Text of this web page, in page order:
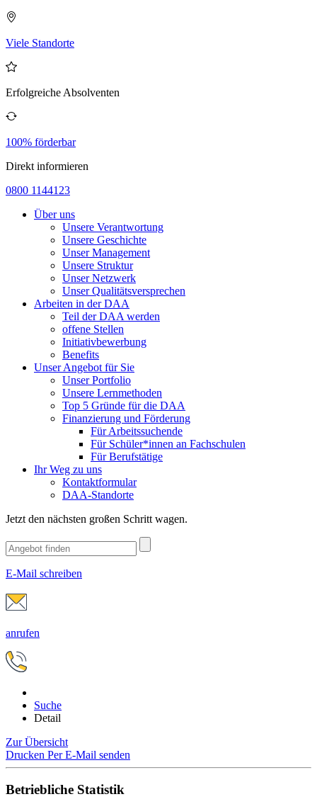
Viele Standorte
Erfolgreiche Absolventen
100% förderbar
Direkt informieren
0800 1144123
Über uns
Unsere Verantwortung
Unsere Geschichte
Unser Management
Unsere Struktur
Unser Netzwerk
Unser Qualitätsversprechen
Arbeiten in der DAA
Teil der DAA werden
offene Stellen
Initiativbewerbung
Benefits
Unser Angebot für Sie
Unser Portfolio
Unsere Lernmethoden
Top 5 Gründe für die DAA
Finanzierung und Förderung
Für Arbeitssuchende
Für Schüler*innen an Fachschulen
Für Berufstätige
Ihr Weg zu uns
Kontaktformular
DAA-Standorte
Jetzt den nächsten großen Schritt wagen.
E-Mail schreiben
anrufen
Suche
Detail
Zur Übersicht
Drucken Per E-Mail senden
Betriebliche Statistik